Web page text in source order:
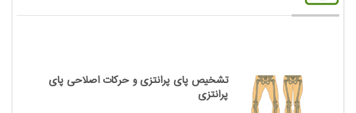
تشخیص پای پرانتزی و حرکات اصلاحی پای
پرانتزی